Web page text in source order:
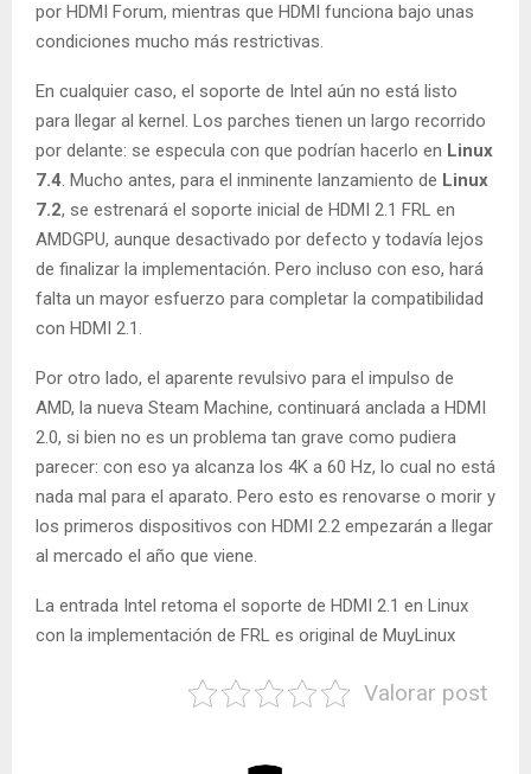
por HDMI Forum, mientras que HDMI funciona bajo unas
condiciones mucho más restrictivas.
En cualquier caso, el soporte de Intel aún no está listo
para llegar al kernel. Los parches tienen un largo recorrido
por delante: se especula con que podrían hacerlo en Linux
7.4. Mucho antes, para el inminente lanzamiento de Linux
7.2, se estrenará el soporte inicial de HDMI 2.1 FRL en
AMDGPU, aunque desactivado por defecto y todavía lejos
de finalizar la implementación. Pero incluso con eso, hará
falta un mayor esfuerzo para completar la compatibilidad
con HDMI 2.1.
Por otro lado, el aparente revulsivo para el impulso de
AMD, la nueva Steam Machine, continuará anclada a HDMI
2.0, si bien no es un problema tan grave como pudiera
parecer: con eso ya alcanza los 4K a 60 Hz, lo cual no está
nada mal para el aparato. Pero esto es renovarse o morir y
los primeros dispositivos con HDMI 2.2 empezarán a llegar
al mercado el año que viene.
La entrada Intel retoma el soporte de HDMI 2.1 en Linux
con la implementación de FRL es original de MuyLinux
Valorar post